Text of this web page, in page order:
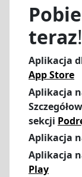
teraz!
Aplikacja
App Store
Aplikacja
sekcji
Aplikacja
Aplikacja
Play